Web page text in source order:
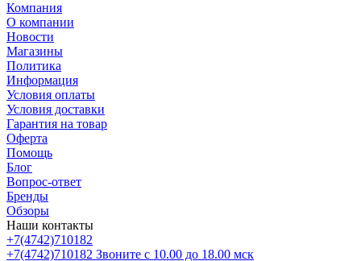
Компания
О компании
Новости
Магазины
Политика
Информация
Условия оплаты
Условия доставки
Гарантия на товар
Оферта
Помощь
Блог
Вопрос-ответ
Бренды
Обзоры
Наши контакты
+7(4742)710182
+7(4742)710182 Звоните с 10.00 до 18.00 мск